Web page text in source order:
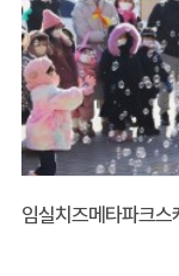
임실치즈메타파크